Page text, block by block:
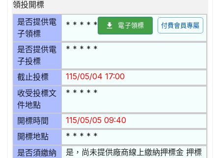
領投開標
是否提供電
子領標
* * * * * 電子領標 付費會員專屬
是否提供電
子投標
* * * * *
截止投標 115/05/04 17:00
收受投標文
件地點
* * * * *
開標時間 115/05/05 09:40
開標地點 * * * * *
是否須繳納
是，尚未提供廠商線上繳納押標金 押標